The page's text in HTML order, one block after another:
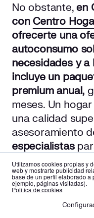
Utilizamos cookies propias y
web y mostrarte publicidad
base de un perfil elaborado a
ejemplo, páginas visitadas).
Politica de cookies
es en
No obstante, en
con Centro
ofrecerte una
autoconsumo
necesidades y a
incluye un
premium anual,
meses. Un
una calidad
asesoramiento
especialistas
proceso. Te
momento, y en
instalaciones
si así lo